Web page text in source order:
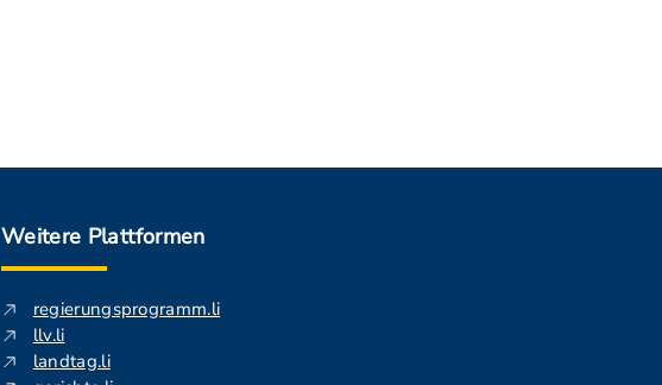
Weitere Plattformen
regierungsprogramm.li
llv.li
landtag.li